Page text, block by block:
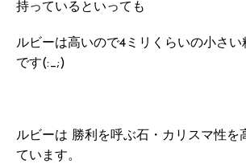
持っているといっても
ルビーは高いので4ミリくらいの小さい
です(:_;)
ルビーは 勝利を呼ぶ石・カリスマ性を
ています。